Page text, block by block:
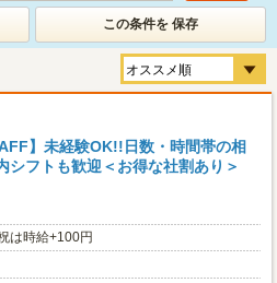
この条件を 保存
】未経験OK!!日数・時間帯の相
シフトも歓迎＜お得な社割あり＞
は時給+100円